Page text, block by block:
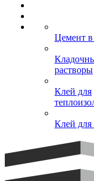
Цемент
растворы
Клей для
Клей для